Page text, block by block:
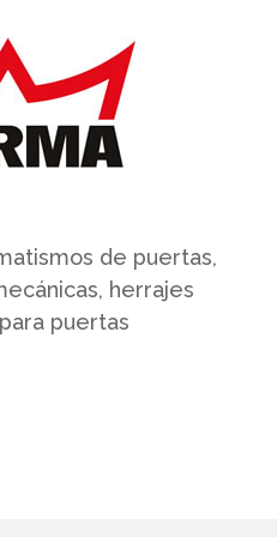
de puertas,
herrajes
puertas